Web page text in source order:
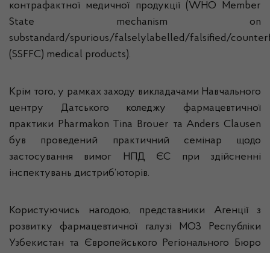
контрафактної медичної продукції (WHO Member
State mechanism on
substandard/spurious/falselylabelled/falsified/
(SSFFC) medical products).
Крім того, у рамках заходу викладачами Навчального
центру Датського коледжу фармацевтичної
практики Pharmakon Tina Brouer та Anders Clausen
був проведений практичний семінар щодо
застосування вимог НПД ЄС при здійсненні
інспектувань дистриб’юторів.
Користуючись нагодою, представники Агенції з
розвитку фармацевтичної галузі МОЗ Республіки
Узбекистан та Європейського Регіонального Бюро